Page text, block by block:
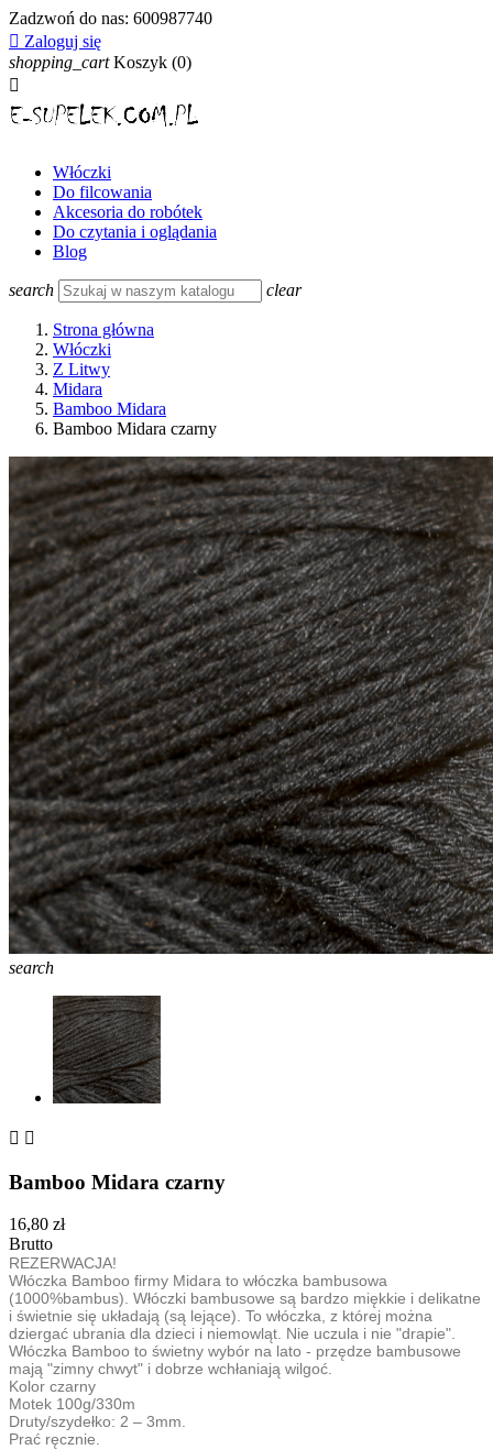
Zadzwoń do nas: 600987740
 Zaloguj się
shopping_cart Koszyk (0)

Włóczki
Do filcowania
Akcesoria do robótek
Do czytania i oglądania
Blog
search clear
Strona główna
Włóczki
Z Litwy
Midara
Bamboo Midara
Bamboo Midara czarny
search
 
Bamboo Midara czarny
16,80 zł
Brutto
REZERWACJA!
Włóczka Bamboo firmy Midara to włóczka bambusowa
(1000%bambus). Włóczki bambusowe są bardzo miękkie i delikatne
i świetnie się układają (są lejące). To włóczka, z której można
dziergać ubrania dla dzieci i niemowląt. Nie uczula i nie "drapie".
Włóczka Bamboo to świetny wybór na lato - przędze bambusowe
mają "zimny chwyt" i dobrze wchłaniają wilgoć.
Kolor czarny
Motek 100g/330m
Druty/szydełko: 2 – 3mm.
Prać ręcznie.